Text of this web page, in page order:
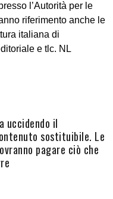
l’Autorità per le
riferimento anche le
italiana di
e tlc. NL
uccidendo il
sostituibile. Le
pagare ciò che